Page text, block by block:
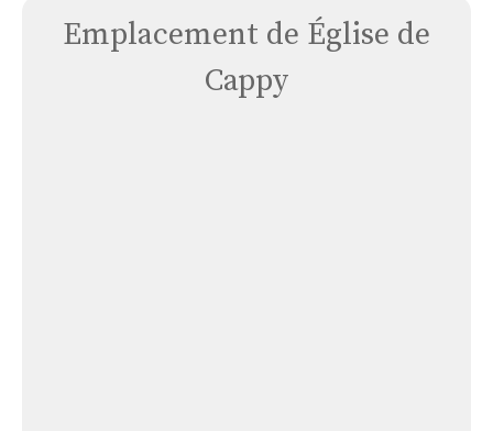
Emplacement de Église de
Cappy